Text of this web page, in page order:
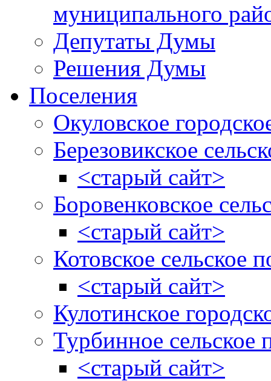
муниципального
Депутаты Думы
Решения Думы
Поселения
Окуловское
Березовикское
<старый сайт>
Боровенковское
<старый сайт>
Котовское сельское
<старый сайт>
Кулотинское
Турбинное сельское
<старый сайт>